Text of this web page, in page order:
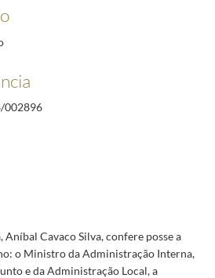
002896
Cavaco Silva, confere posse a
o Ministro da Administração Interna,
e da Administração Local, a